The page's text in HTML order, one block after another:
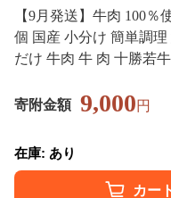
【9月発送】牛肉 100％
個 国産 小分け 簡単調
だけ 牛肉 牛 肉 十勝若牛
寄附金額 9,000円
在庫: あり